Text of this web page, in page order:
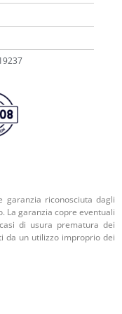
riconosciuta dagli
La garanzia copre eventuali
di usura prematura dei
da un utilizzo improprio dei